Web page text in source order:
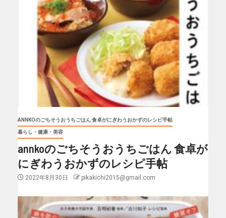
ANNKOのごちそうおうちごはん 食卓がにぎわうおかずのレシピ手帖
暮らし・健康・美容
annkoのごちそうおうちごはん 食卓が
にぎわうおかずのレシピ手帖
2022年8月30日 pikakichi2015@gmail.com